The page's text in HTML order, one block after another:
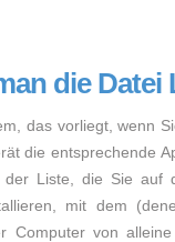
die Datei
das vorliegt, wenn
die entsprechende
Liste, die Sie auf
mit dem
Computer von